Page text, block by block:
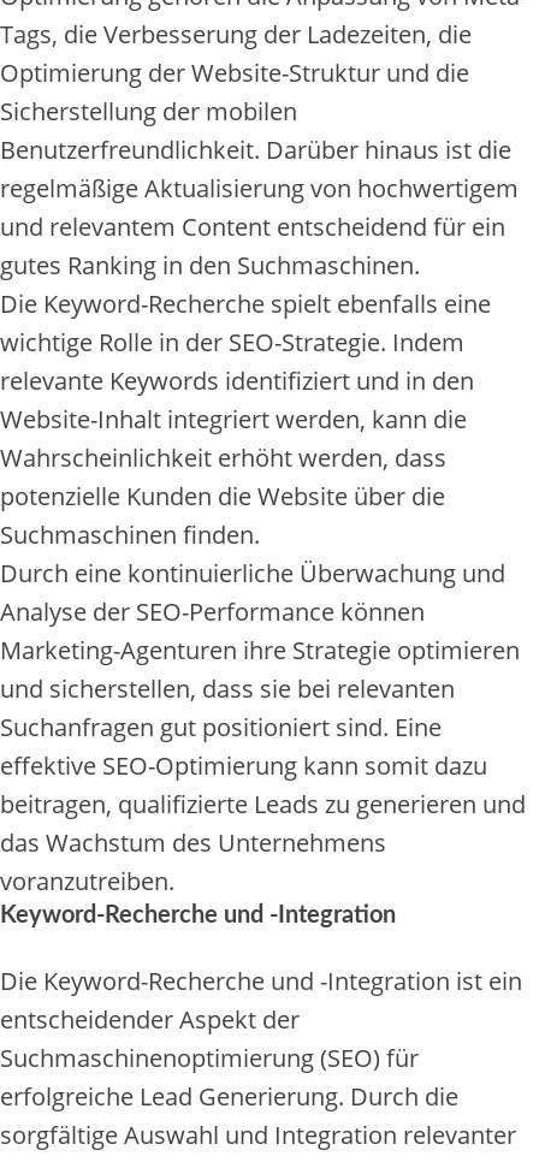
Tags, die Verbesserung der Ladezeiten, die
Optimierung der Website-Struktur und die
Sicherstellung der mobilen
Benutzerfreundlichkeit. Darüber hinaus ist die
regelmäßige Aktualisierung von hochwertigem
und relevantem Content entscheidend für ein
gutes Ranking in den Suchmaschinen.
Die Keyword-Recherche spielt ebenfalls eine
wichtige Rolle in der SEO-Strategie. Indem
relevante Keywords identifiziert und in den
Website-Inhalt integriert werden, kann die
Wahrscheinlichkeit erhöht werden, dass
potenzielle Kunden die Website über die
Suchmaschinen finden.
Durch eine kontinuierliche Überwachung und
Analyse der SEO-Performance können
Marketing-Agenturen ihre Strategie optimieren
und sicherstellen, dass sie bei relevanten
Suchanfragen gut positioniert sind. Eine
effektive SEO-Optimierung kann somit dazu
beitragen, qualifizierte Leads zu generieren und
das Wachstum des Unternehmens
voranzutreiben.
Keyword-Recherche und -Integration
Die Keyword-Recherche und -Integration ist ein
entscheidender Aspekt der
Suchmaschinenoptimierung (SEO) für
erfolgreiche Lead Generierung. Durch die
sorgfältige Auswahl und Integration relevanter